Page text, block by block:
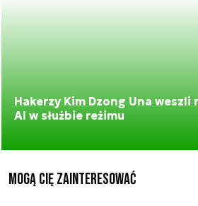
Hakerzy Kim Dzong Una weszli
AI w służbie reżimu
Mogą Cię zainteresować